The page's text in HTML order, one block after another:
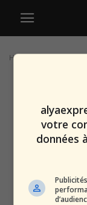
Home
votre
données